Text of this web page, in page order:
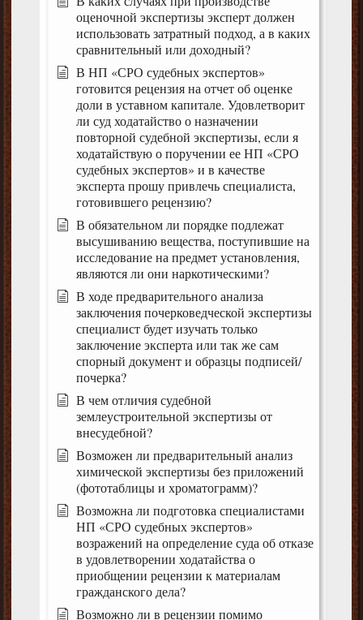
оценочной экспертизы эксперт должен
использовать затратный подход, а в каких
сравнительный или доходный?
В НП «СРО судебных экспертов»
готовится рецензия на отчет об оценке
доли в уставном капитале. Удовлетворит
ли суд ходатайство о назначении
повторной судебной экспертизы, если я
ходатайствую о поручении ее НП «СРО
судебных экспертов» и в качестве
эксперта прошу привлечь специалиста,
готовившего рецензию?
В обязательном ли порядке подлежат
высушиванию вещества, поступившие на
исследование на предмет установления,
являются ли они наркотическими?
В ходе предварительного анализа
заключения почерковедческой экспертизы
специалист будет изучать только
заключение эксперта или так же сам
спорный документ и образцы подписей/
почерка?
В чем отличия судебной
землеустроительной экспертизы от
внесудебной?
Возможен ли предварительный анализ
химической экспертизы без приложений
(фототаблицы и хроматограмм)?
Возможна ли подготовка специалистами
НП «СРО судебных экспертов»
возражений на определение суда об отказе
в удовлетворении ходатайства о
приобщении рецензии к материалам
гражданского дела?
Возможно ли в рецензии помимо